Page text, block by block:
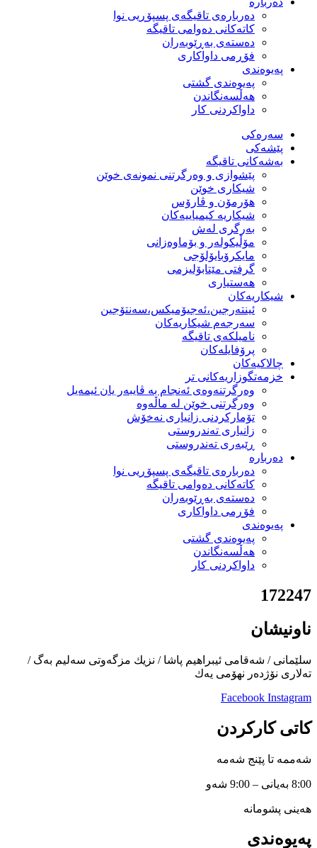
دەربارەی تاقیگەی پسپۆڕیی نوا
كاتەكانی دەوامی تاقیگە
دەستەی بەڕێوبەران
فۆڕمی داواكاری
پەیوەندی
پەیوەندی گشتی
هەڵسەنگاندن
داواكردنی كار
سەرەکی
پێشەکی
بەشەكانی تاقیگە
پێشوازی و وەرگرتنی نمونەی خوێن
شیكاری خوێن
هۆرمۆن و ڤارۆس
شیكاریە كیمیاییەكان
بەرگری لەش
مۆڵیكولەر و بۆماوەزانی
مایكرۆبایۆلۆجی
گرفتی مێتابۆلیزمی
هەستیاری
شیكاریەكان
ئینتەرجین،ئەجیۆمیکس،سەنتۆجین
سەرجەم شیكاریەكان
نامیلكەی تاقیگە
پرۆفایلەكان
چالاکیەکان
خزمەتگوزاریەكانی تر
وه‌رگرتنه‌وه‌ی ئه‌نجام به‌ ڤایبه‌ر یان ئیمه‌یل
وەرگرتنی خوێن لە ماڵەوە
تۆماركردنی زانیاری نەخۆش
زانیاری تەندروستی
ڕێبەری تەندروستی
دەربارە
دەربارەی تاقیگەی پسپۆڕیی نوا
كاتەكانی دەوامی تاقیگە
دەستەی بەڕێوبەران
فۆڕمی داواكاری
پەیوەندی
پەیوەندی گشتی
هەڵسەنگاندن
داواكردنی كار
172247
ناونیشان
سلێمانی / شەقامی ئیبراهیم پاشا / نزیك مزگەوتی سەلیم بەگ /
تەلاری نۆژدەر نهۆمی یەك
Facebook Instagram
کاتی کارکردن
شەممە تا پێنج شەمە
8:00 بەیانی – 9:00 شەو
هەینی پشومانە
پەیوەندی